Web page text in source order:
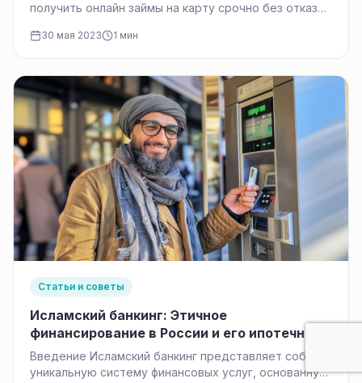
получить онлайн займы на карту срочно без отказов
30 мая 2023 1 мин
Статьи и советы
Исламский банкинг: Этичное
финансирование в России и его ипотечные
продукты
Введение Исламский банкинг представляет собой
уникальную систему финансовых услуг, основанную